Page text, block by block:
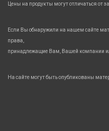
Цены на продукты могут отличаться от
Если Вы обнаружили на нашем сайте
права,
принадлежащие Вам, Вашей компании
На сайте могут быть опубликованы